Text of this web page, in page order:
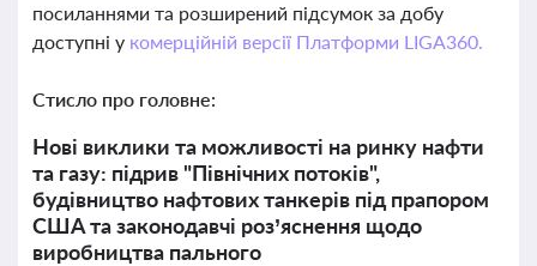
посиланнями та розширений підсумок за добу
доступні у комерційній версії Платформи LIGA360.
Стисло про головне:
Нові виклики та можливості на ринку нафти
та газу: підрив "Північних потоків",
будівництво нафтових танкерів під прапором
США та законодавчі роз’яснення щодо
виробництва пального